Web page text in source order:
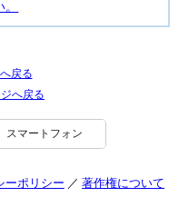
戻る
へ戻る
スマートフォン
ーポリシー 著作権について